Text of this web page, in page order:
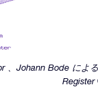
、Johann Bode によ